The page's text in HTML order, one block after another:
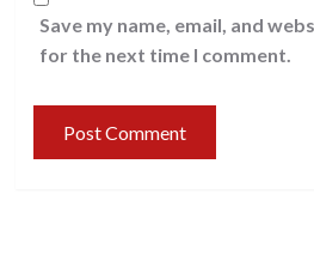
Save my name, email, and
for the next time I comment.